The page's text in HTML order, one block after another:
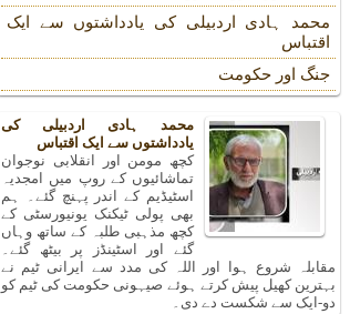
محمد ہادی اردبیلی کی یادداشتوں سے ایک
اقتباس
جنگ اور حکومت
محمد ہادی اردبیلی کی
یادداشتوں سے ایک اقتباس
کچھ مومن اور انقلابی نوجوان
تماشائیوں کے روپ میں امجدیہ
اسٹیڈیم کے اندر پہنچ گئے۔ ہم
بھی پولی ٹیکنک یونیورسٹی کے
کچھ مذہبی طلبہ کے ساتھ وہاں
گئے اور اسٹینڈز پر بیٹھ گئے۔
مقابلہ شروع ہوا اور اللہ کی مدد سے ایرانی ٹیم نے
بہترین کھیل پیش کرتے ہوئے صیہونی حکومت کی ٹیم کو
دو-ایک سے شکست دے دی۔